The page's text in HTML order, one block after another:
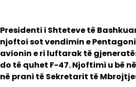
Presidenti i Shteteve të
njoftoi sot vendimin e
avionin e ri luftarak të
do të quhet F-47. Njoftimi u bë
në prani të Sekretarit të